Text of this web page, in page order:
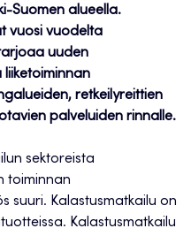
Suomen alueella.
vuosi vuodelta
uuden
retkeilyreittien
palveluiden rinnalle.
sektoreista
toiminnan
suuri. Kalastusmatkailu on
Kalastusmatkailu